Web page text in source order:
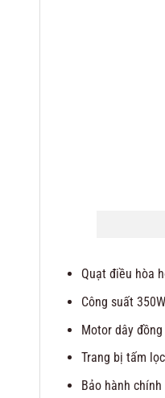
Quạt điều hòa
Công suất
Motor dây
Trang bị tấm
Bảo hành